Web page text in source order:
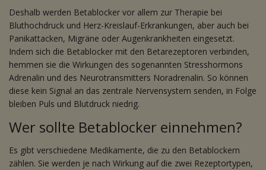
Deshalb werden Betablocker vor allem zur Therapie bei
Bluthochdruck und Herz-Kreislauf-Erkrankungen, aber auch bei
Panikattacken, Migräne oder Augenkrankheiten eingesetzt.
Indem sich die Betablocker mit den Betarezeptoren verbinden,
hemmen sie die Wirkungen des sogenannten Stresshormons
Adrenalin und des Neurotransmitters Noradrenalin. So können
diese kein Signal an das zentrale Nervensystem senden, in Folge
bleiben Puls und Blutdruck niedrig.
Wer sollte Betablocker einnehmen?
Es gibt verschiedene Medikamente, die zu den Betablockern
zählen. Sie werden je nach Wirkung auf die zwei Rezeptortypen,